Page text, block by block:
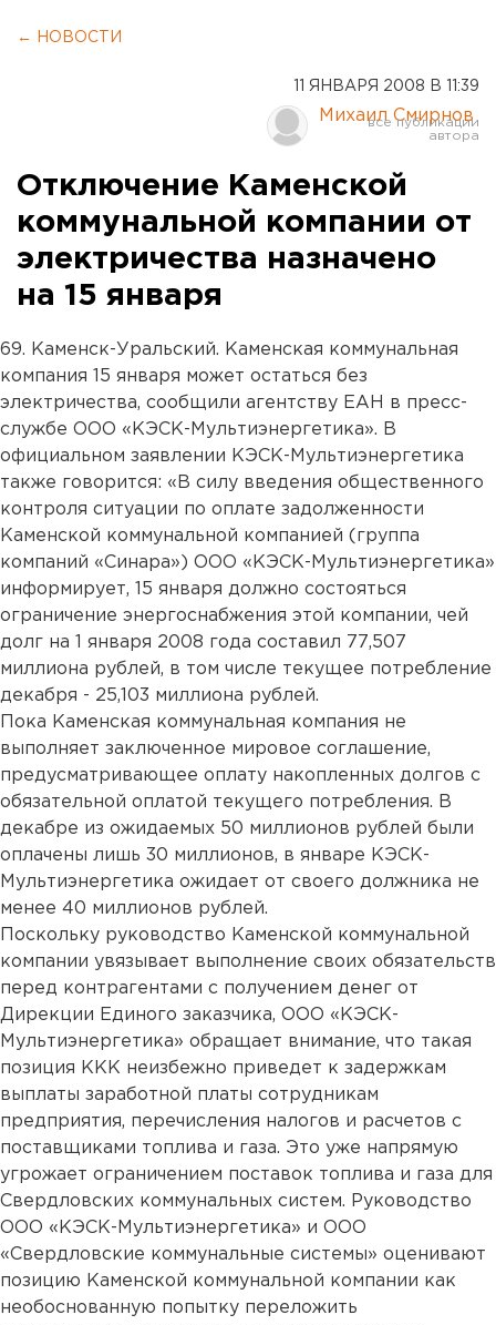
← НОВОСТИ
11 ЯНВАРЯ 2008 В 11:39
Михаил Смирнов
Отключение Каменской
коммунальной компании от
электричества назначено
на 15 января
69. Каменск-Уральский. Каменская коммунальная
компания 15 января может остаться без
электричества, сообщили агентству ЕАН в пресс-
службе ООО «КЭСК-Мультиэнергетика». В
официальном заявлении КЭСК-Мультиэнергетика
также говорится: «В силу введения общественного
контроля ситуации по оплате задолженности
Каменской коммунальной компанией (группа
компаний «Синара») ООО «КЭСК-Мультиэнергетика»
информирует, 15 января должно состояться
ограничение энергоснабжения этой компании, чей
долг на 1 января 2008 года составил 77,507
миллиона рублей, в том числе текущее потребление
декабря - 25,103 миллиона рублей.
Пока Каменская коммунальная компания не
выполняет заключенное мировое соглашение,
предусматривающее оплату накопленных долгов с
обязательной оплатой текущего потребления. В
декабре из ожидаемых 50 миллионов рублей были
оплачены лишь 30 миллионов, в январе КЭСК-
Мультиэнергетика ожидает от своего должника не
менее 40 миллионов рублей.
Поскольку руководство Каменской коммунальной
компании увязывает выполнение своих обязательств
перед контрагентами с получением денег от
Дирекции Единого заказчика, ООО «КЭСК-
Мультиэнергетика» обращает внимание, что такая
позиция ККК неизбежно приведет к задержкам
выплаты заработной платы сотрудникам
предприятия, перечисления налогов и расчетов с
поставщиками топлива и газа. Это уже напрямую
угрожает ограничением поставок топлива и газа для
Свердловских коммунальных систем. Руководство
ООО «КЭСК-Мультиэнергетика» и ООО
«Свердловские коммунальные системы» оценивают
позицию Каменской коммунальной компании как
необоснованную попытку переложить